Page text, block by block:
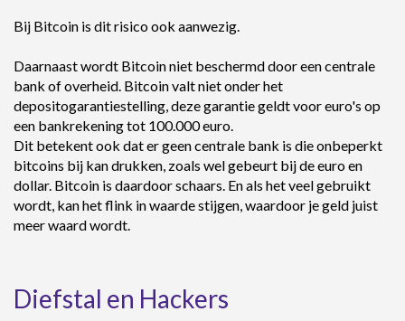
Bij Bitcoin is dit risico ook aanwezig.
Daarnaast wordt Bitcoin niet beschermd door een centrale
bank of overheid. Bitcoin valt niet onder het
depositogarantiestelling, deze garantie geldt voor euro's op
een bankrekening tot 100.000 euro.
Dit betekent ook dat er geen centrale bank is die onbeperkt
bitcoins bij kan drukken, zoals wel gebeurt bij de euro en
dollar. Bitcoin is daardoor schaars. En als het veel gebruikt
wordt, kan het flink in waarde stijgen, waardoor je geld juist
meer waard wordt.
Diefstal en Hackers